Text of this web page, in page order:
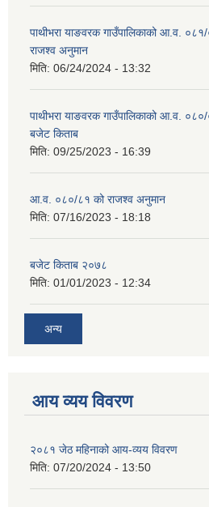
पाथीभरा याङवरक गाउँपालिकाको आ.व.
राजश्व अनुमान
मिति: 06/24/2024 - 13:32
पाथीभरा याङवरक गाउँपालिकाको आ.व.
बजेट किताब
मिति: 09/25/2023 - 16:39
आ.व. ०८०/८१ को राजश्व अनुमान
मिति: 07/16/2023 - 18:18
बजेट किताब २०७८
मिति: 01/01/2023 - 12:34
अन्य
आय व्यय विवरण
२०८१ जेठ महिनाको आय-व्यय विवरण
मिति: 07/20/2024 - 13:50